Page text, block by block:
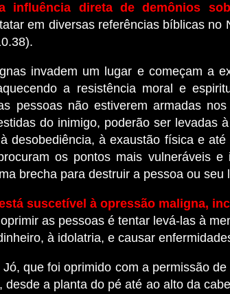
influência direta de demônios
em diversas referências bíblicas no
invadem um lugar e começam a
a resistência moral e
pessoas não estiverem armadas
do inimigo, poderão ser levadas
desobediência, à exaustão física e
os pontos mais vulneráveis e
brecha para destruir a pessoa ou seu
suscetível à opressão maligna,
as pessoas é tentar levá-las à
à idolatria, e causar
que foi oprimido com a permissão
desde a planta do pé até ao alto da